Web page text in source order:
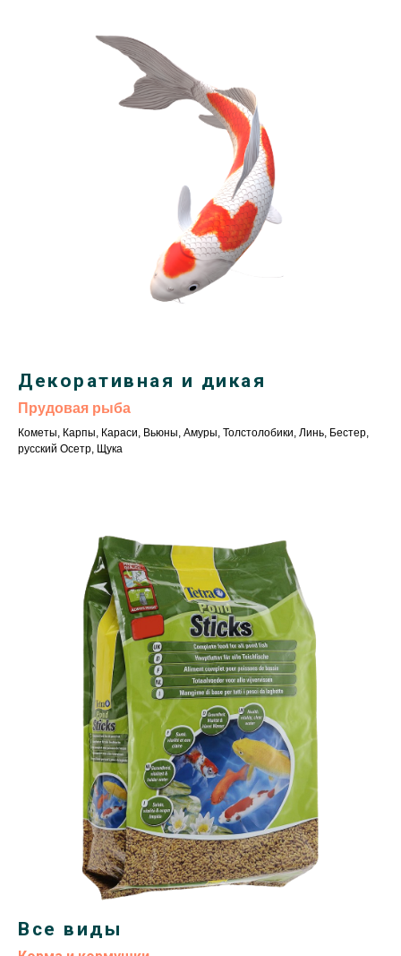
Декоративная и дикая
Прудовая рыба
Кометы, Карпы, Караси, Вьюны, Амуры, Толстолобики, Линь, Бестер,
русский Осетр, Щука
Все виды